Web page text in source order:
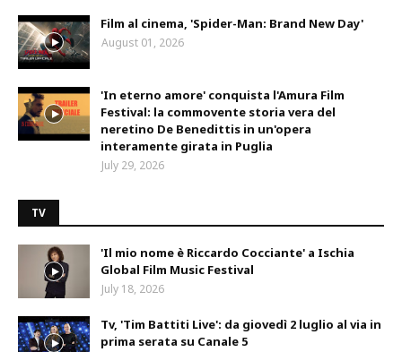
Film al cinema, 'Spider-Man: Brand New Day'
August 01, 2026
'In eterno amore' conquista l'Amura Film
Festival: la commovente storia vera del
neretino De Benedittis in un'opera
interamente girata in Puglia
July 29, 2026
TV
'Il mio nome è Riccardo Cocciante' a Ischia
Global Film Music Festival
July 18, 2026
Tv, 'Tim Battiti Live': da giovedì 2 luglio al via in
prima serata su Canale 5